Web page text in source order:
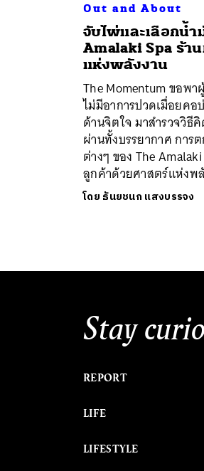
Out and About
จับไพ่และเลือกน้ำ
Amalaki Spa ร้า
แห่งพลังงาน
The Momentum ขอพ
ไม่มีอาการปวดเมื่อยค
ด้านจิตใจ มาสำรวจวิธี
ผ่านทั้งบรรยากาศ การ
ต่างๆ ของ The
ลูกค้าด้วยศาสตร์แห่งพ
โดย ธันยชนก แสงบรรจง
Stay
REPORT
LIFE
LIFESTYLE